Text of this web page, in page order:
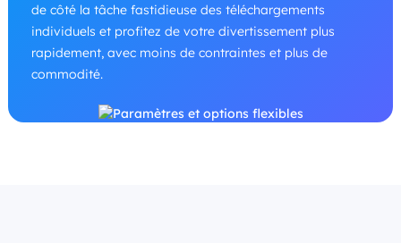
de côté la tâche fastidieuse des téléchargements
individuels et profitez de votre divertissement plus
rapidement, avec moins de contraintes et plus de
commodité.